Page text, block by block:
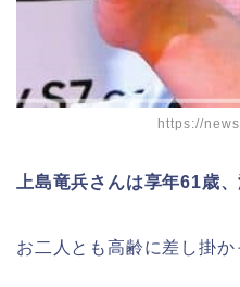
https://
上島竜兵さんは享年61歳
お二人とも高齢に差し掛か